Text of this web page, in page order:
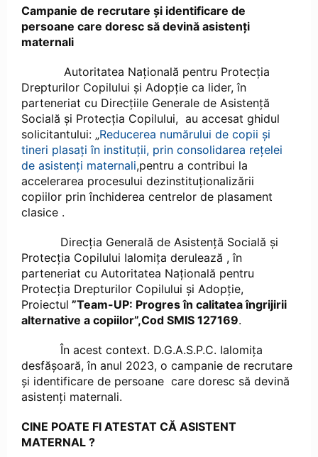
Campanie de recrutare și identificare de
persoane care doresc să devină asistenți
maternali
Autoritatea Națională pentru Protecția
Drepturilor Copilului și Adopție ca lider, în
parteneriat cu Direcțiile Generale de Asistență
Socială și Protecția Copilului, au accesat ghidul
solicitantului: „Reducerea numărului de copii și
tineri plasați în instituții, prin consolidarea rețelei
de asistenți maternali,pentru a contribui la
accelerarea procesului dezinstituționalizării
copiilor prin închiderea centrelor de plasament
clasice .
Direcţia Generală de Asistenţă Socială şi
Protecţia Copilului Ialomiţa derulează , în
parteneriat cu Autoritatea Națională pentru
Protecția Drepturilor Copilului și Adopție,
Proiectul ”Team-UP: Progres în calitatea îngrijirii
alternative a copiilor”,Cod SMIS 127169.
În acest context. D.G.A.S.P.C. Ialomița
desfășoară, în anul 2023, o campanie de recrutare
și identificare de persoane care doresc să devină
asistenți maternali.
CINE POATE FI ATESTAT CĂ ASISTENT
MATERNAL ?